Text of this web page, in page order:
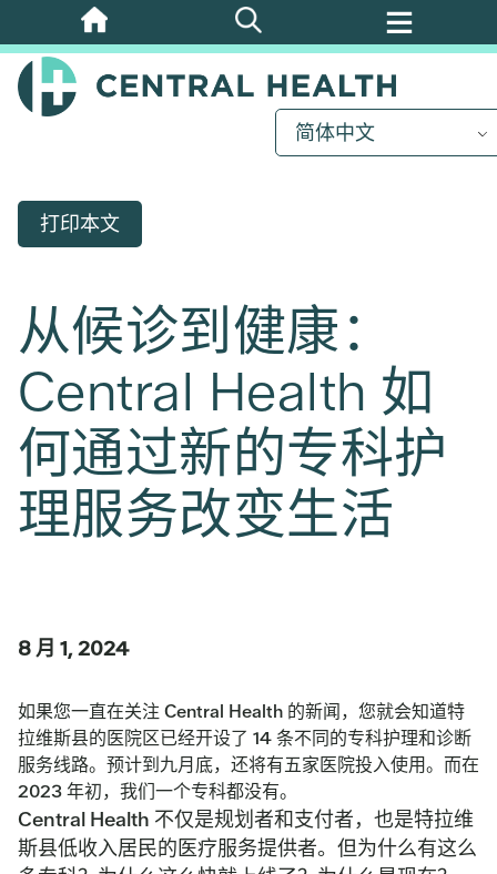
跳
至
主
简体中文
打印本文
从候诊到健康：
Central Health 如
何通过新的专科护
理服务改变生活
8 月 1, 2024
如果您一直在关注 Central Health 的新闻，您就会知道特
拉维斯县的医院区已经开设了 14 条不同的专科护理和诊断
服务线路。预计到九月底，还将有五家医院投入使用。而在
2023 年初，我们一个专科都没有。
Central Health 不仅是规划者和支付者，也是特拉维
斯县低收入居民的医疗服务提供者。但为什么有这么